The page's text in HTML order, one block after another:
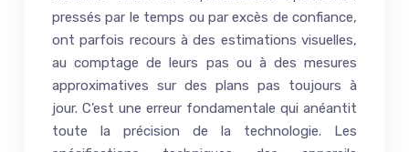
pressés par le temps ou par excès de confiance,
ont parfois recours à des estimations visuelles,
au comptage de leurs pas ou à des mesures
approximatives sur des plans pas toujours à
jour. C’est une erreur fondamentale qui anéantit
toute la précision de la technologie. Les